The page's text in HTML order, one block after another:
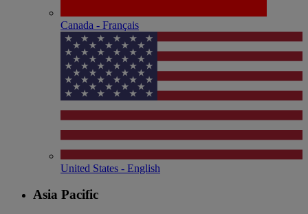
Canada - Français
United States - English
Asia Pacific